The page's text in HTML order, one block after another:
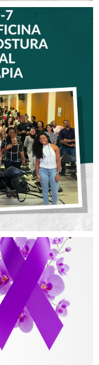
DO
DE
E
A
A